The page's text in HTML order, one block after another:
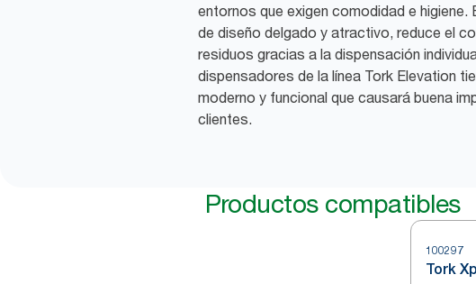
entornos que exigen comodidad e higiene.
de diseño delgado y atractivo, reduce el
residuos gracias a la dispensación
dispensadores de la línea Tork Elevation
moderno y funcional que causará buena
clientes.
Productos compatibles
100297
Tork